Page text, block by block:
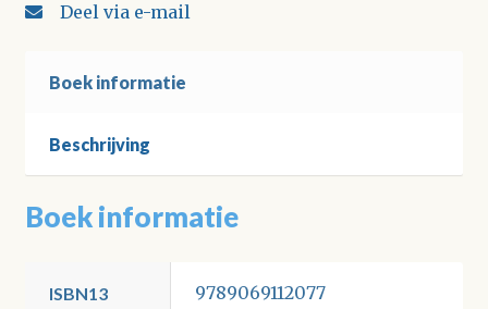
Deel via e-mail
Boek informatie
Beschrijving
Boek informatie
ISBN13 9789069112077